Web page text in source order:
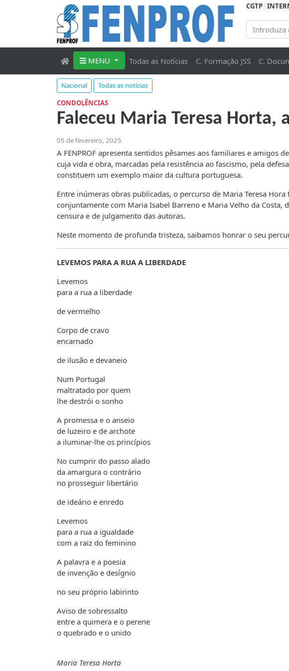
CGTP
MENU Todas as Notícias C. Formação JSS C.
Nacional
Todas as notícias
CONDOLÊNCIAS
Faleceu Maria Teresa
05 de fevereiro, 2025
A FENPROF apresenta sentidos pêsames aos familiares e amigos
cuja vida e obra, marcadas pela resistência ao fascismo, pela
constituem um exemplo maior da cultura portuguesa.
Entre inúmeras obras publicadas, o percurso de Maria Teresa
conjuntamente com Maria Isabel Barreno e Maria Velho da Costa,
censura e de julgamento das autoras.
Neste momento de profunda tristeza, saibamos honrar o seu
LEVEMOS PARA A RUA A LIBERDADE
Levemos
para a rua a liberdade
de vermelho
Corpo de cravo
encarnado
de ilusão e devaneio
Num Portugal
maltratado por quem
lhe destrói o sonho
A promessa e o anseio
de luzeiro e de archote
a iluminar-lhe os princípios
No cumprir do passo alado
da amargura o contrário
no prosseguir libertário
de ideário e enredo
Levemos
para a rua a igualdade
com a raiz do feminino
A palavra e a poesia
de invenção e desígnio
no seu próprio labirinto
Aviso de sobressalto
entre a quimera e o perene
o quebrado e o unido
Maria Teresa Horta